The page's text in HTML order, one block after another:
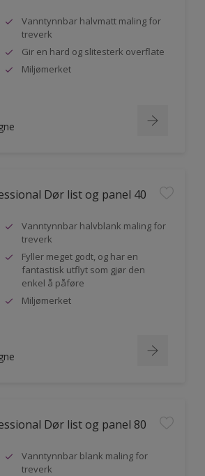
Vanntynnbar halvmatt maling for
treverk
Gir en hard og slitesterk overflate
Miljømerket
Dør list og panel 40
Vanntynnbar halvblank maling for
treverk
Fyller meget godt, og har en
fantastisk utflyt som gjør den
enkel å påføre
Miljømerket
Dør list og panel 80
Vanntynnbar blank maling for
treverk